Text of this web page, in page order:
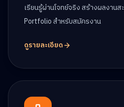
เรียนรู้ผ่านโจทย์จริง สร้างผลงาน
Portfolio สำหรับสมัครงาน
ดูรายละเอียด